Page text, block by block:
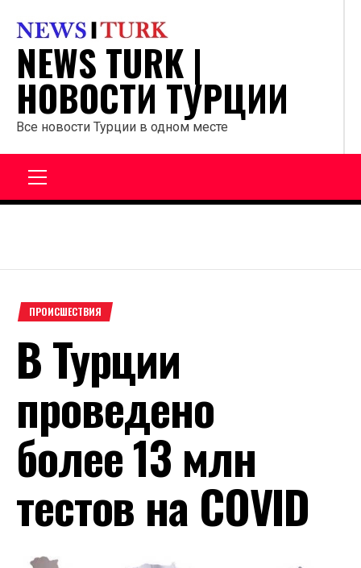
содержанию
NEWS TURK |
НОВОСТИ ТУРЦИИ
Все новости Турции в одном месте
ПРОИСШЕСТВИЯ
В Турции
проведено
более 13 млн
тестов на COVID